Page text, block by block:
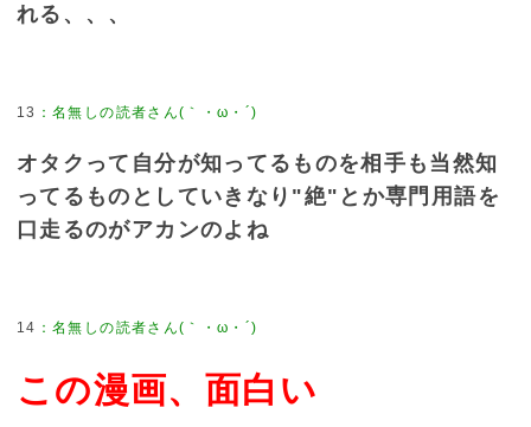
れる、、、
13 ：名無しの読者さん(｀・ω・´)
オタクって自分が知ってるものを相手も当然知
ってるものとしていきなり"絶"とか専門用語を
口走るのがアカンのよね
14 ：名無しの読者さん(｀・ω・´)
この漫画、面白い